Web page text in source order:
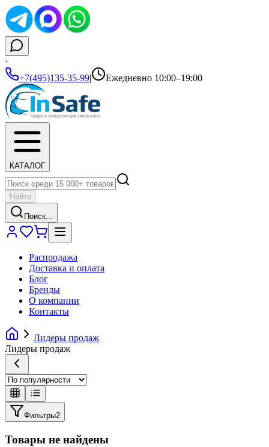
·
+7(495)135-35-99| Ежедневно 10:00–19:00
КАТАЛОГ
Найти
Поиск...
Распродажа
Доставка и оплата
Блог
Бренды
О компании
Контакты
Лидеры продаж
Лидеры продаж
Фильтры2
Товары не найдены